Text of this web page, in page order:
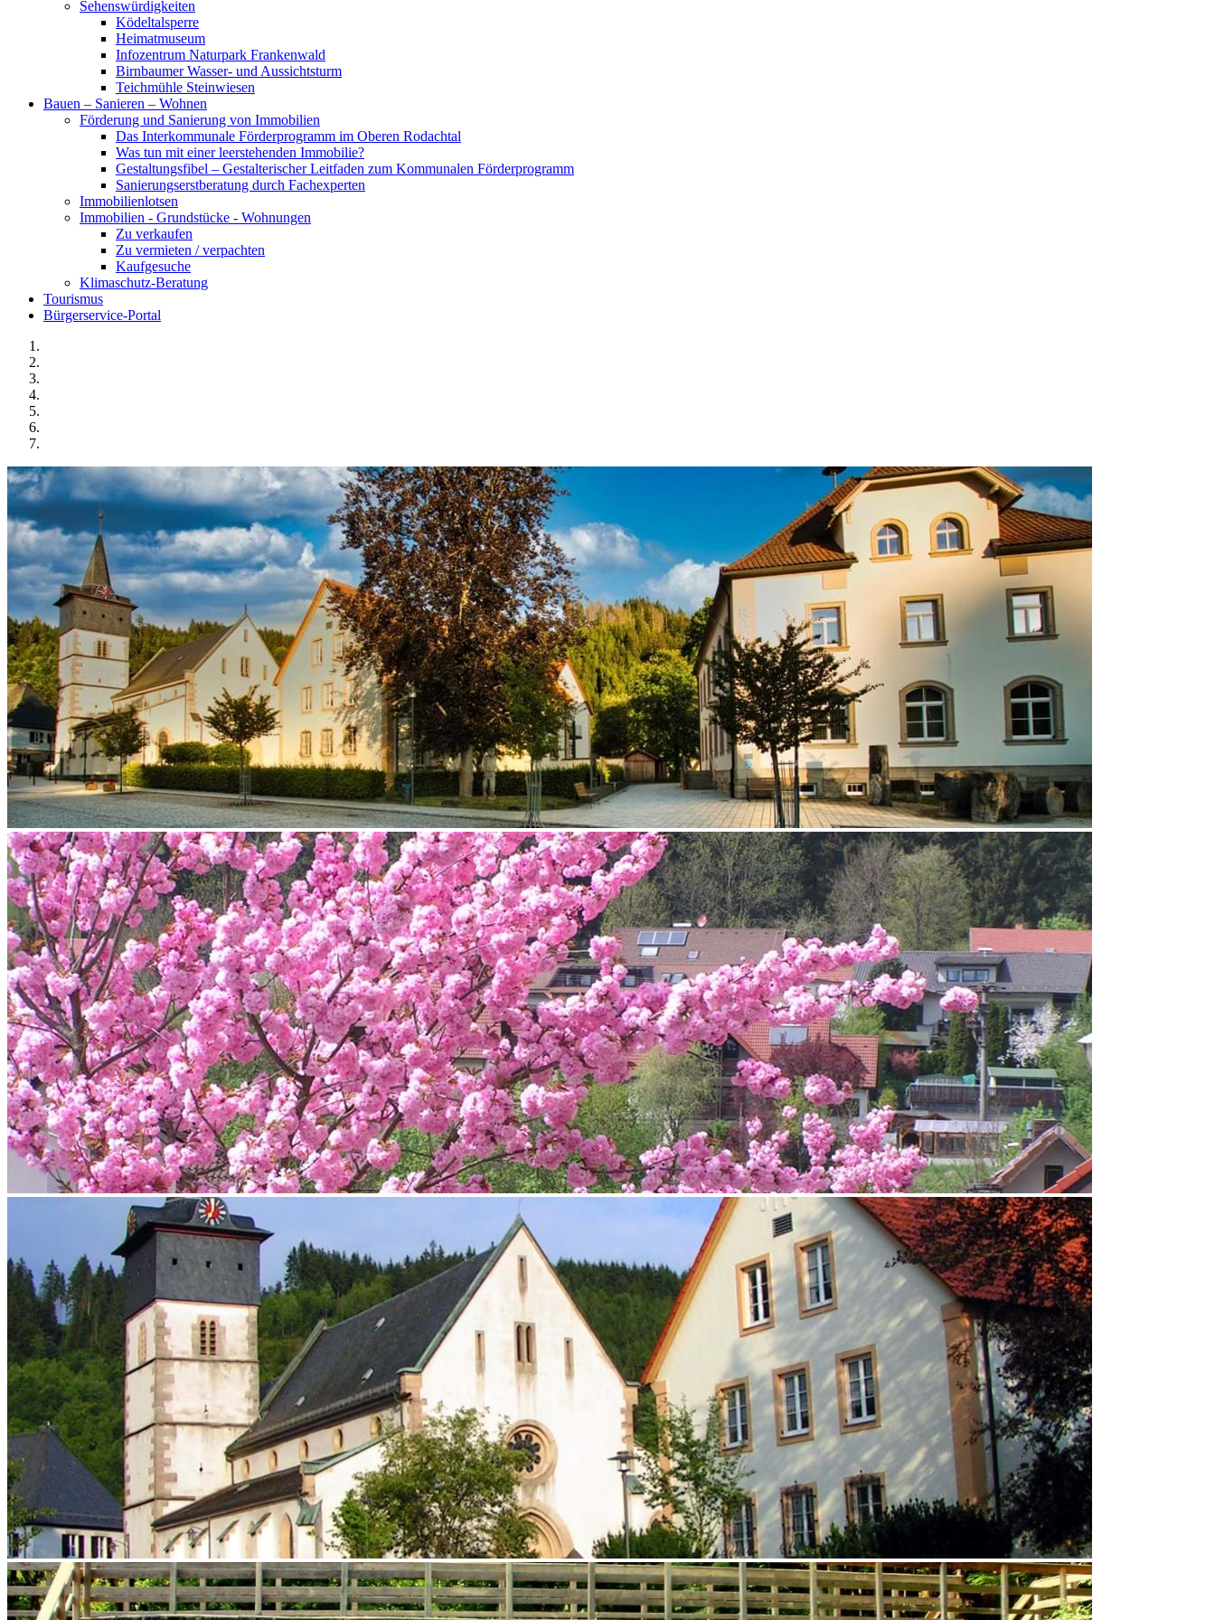
Sehenswürdigkeiten
Ködeltalsperre
Heimatmuseum
Infozentrum Naturpark Frankenwald
Birnbaumer Wasser- und Aussichtsturm
Teichmühle Steinwiesen
Bauen – Sanieren – Wohnen
Förderung und Sanierung von Immobilien
Das Interkommunale Förderprogramm im Oberen Rodachtal
Was tun mit einer leerstehenden Immobilie?
Gestaltungsfibel – Gestalterischer Leitfaden zum Kommunalen Förderprogramm
Sanierungserstberatung durch Fachexperten
Immobilienlotsen
Immobilien - Grundstücke - Wohnungen
Zu verkaufen
Zu vermieten / verpachten
Kaufgesuche
Klimaschutz-Beratung
Tourismus
Bürgerservice-Portal